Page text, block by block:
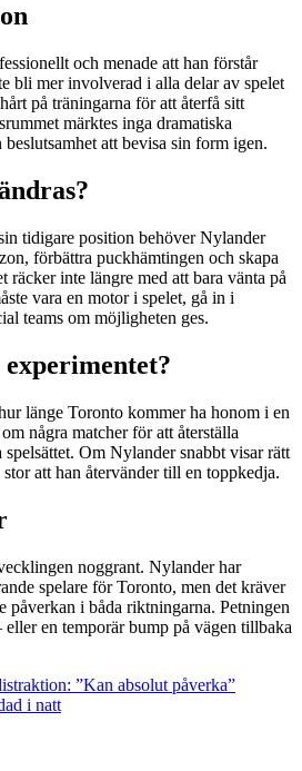
och menade att han förstår
bli mer involverad i alla delar av spelet
på träningarna för att återfå sitt
märktes inga dramatiska
att bevisa sin form igen.
tidigare position behöver Nylander
förbättra puckhämtingen och skapa
räcker inte längre med att bara vänta på
vara en motor i spelet, gå in i
teams om möjligheten ges.
länge Toronto kommer ha honom i en
några matcher för att återställa
Om Nylander snabbt visar rätt
att han återvänder till en toppkedja.
noggrant. Nylander har
spelare för Toronto, men det kräver
påverkan i båda riktningarna. Petningen
en temporär bump på vägen tillbaka
”Kan absolut påverka”
i natt